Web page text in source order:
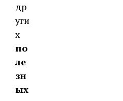
др
уги
х
по
ле
зн
ых